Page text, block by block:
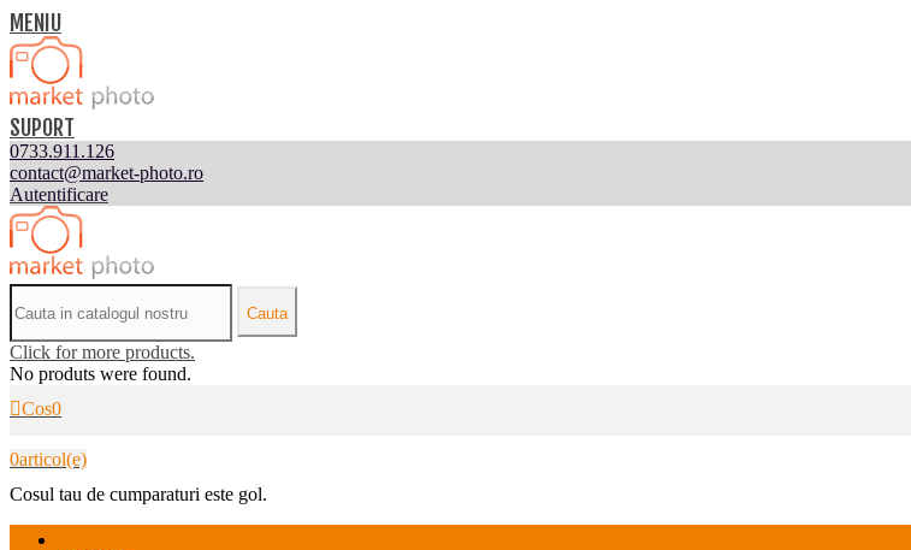
MENIU
SUPORT
0733.911.126
contact@market-photo.ro
Autentificare
Cauta
Click for more products.
No produts were found.
Cos0
0articol(e)
Cosul tau de cumparaturi este gol.